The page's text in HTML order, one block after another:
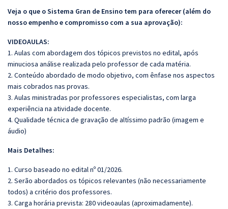
Veja o que o Sistema Gran de Ensino tem para oferecer (além do
nosso empenho e compromisso com a sua aprovação):
VIDEOAULAS:
1. Aulas com abordagem dos tópicos previstos no edital, após
minuciosa análise realizada pelo professor de cada matéria.
2. Conteúdo abordado de modo objetivo, com ênfase nos aspectos
mais cobrados nas provas.
3. Aulas ministradas por professores especialistas, com larga
experiência na atividade docente.
4. Qualidade técnica de gravação de altíssimo padrão (imagem e
áudio)
Mais Detalhes:
1. Curso baseado no edital nº 01/2026.
2. Serão abordados os tópicos relevantes (não necessariamente
todos) a critério dos professores.
3. Carga horária prevista: 280 videoaulas (aproximadamente).